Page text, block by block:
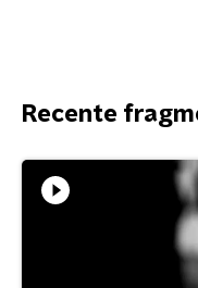
Recente